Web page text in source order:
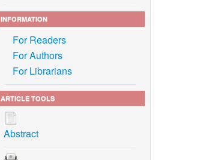
INFORMATION
For Readers
For Authors
For Librarians
ARTICLE TOOLS
Abstract